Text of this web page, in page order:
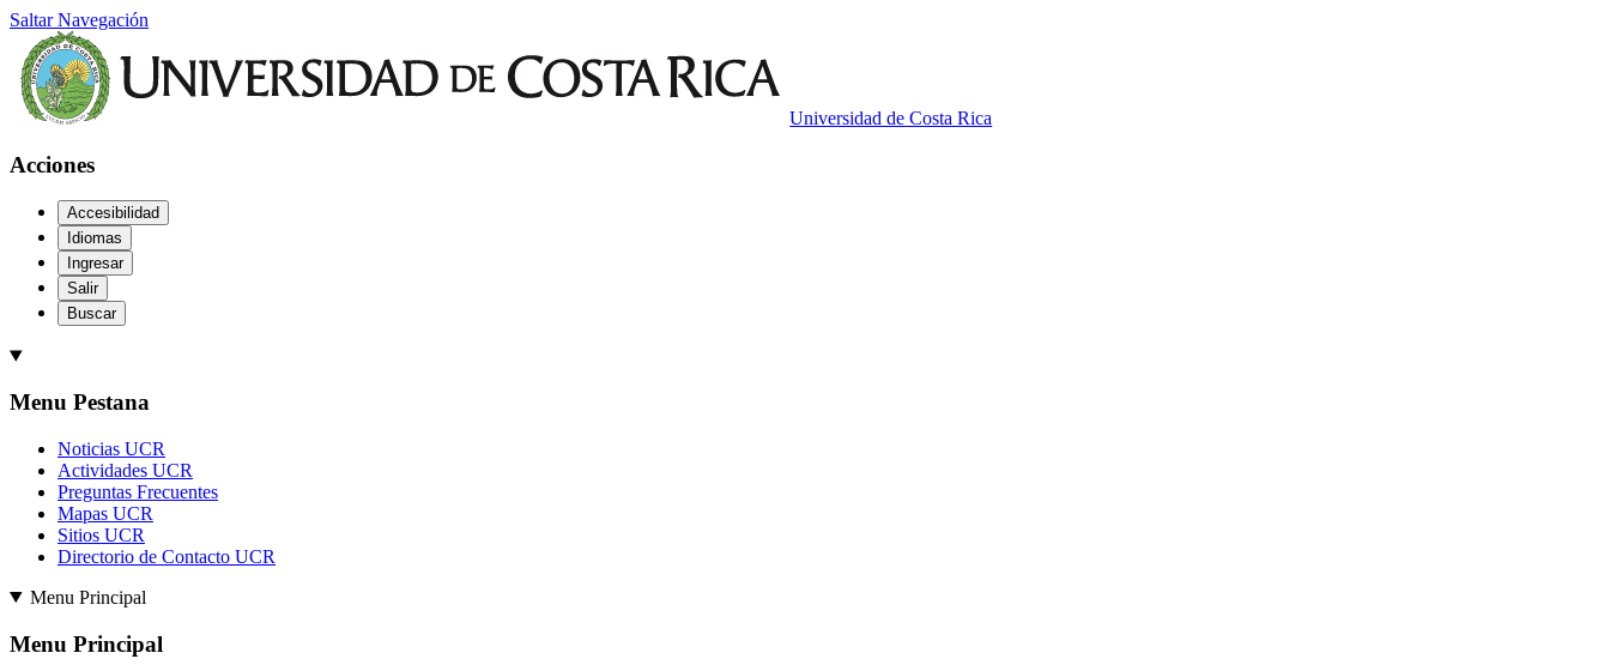
Saltar Navegación
Universidad de Costa Rica
Acciones
Accesibilidad
Idiomas
Ingresar
Salir
Buscar
Menu Pestana
Noticias UCR
Actividades UCR
Preguntas Frecuentes
Mapas UCR
Sitios UCR
Directorio de Contacto UCR
Menu Principal
Menu Principal